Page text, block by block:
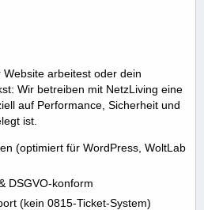
arbeitest oder dein
Wir betreiben mit NetzLiving eine
auf Performance, Sicherheit und
ist.
(optimiert für WordPress, WoltLab
DSGVO-konform
(kein 0815-Ticket-System)